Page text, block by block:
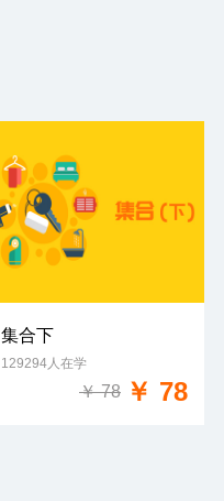
免费试学
集合下
129294人在学
￥ 78 ￥ 78